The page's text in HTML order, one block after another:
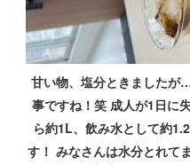
甘い物、塩分ときましたが
事ですね！笑 成人が1日に
ら約1L、飲み水として約
す！ みなさんは水分とれて